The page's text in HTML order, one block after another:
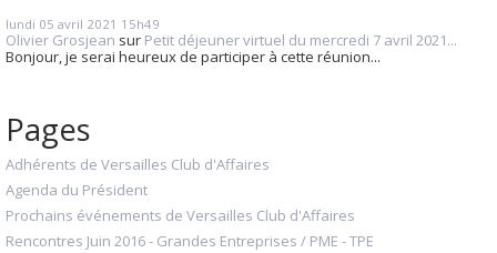
lundi 05 avril 2021 15h49
Olivier Grosjean sur Petit déjeuner virtuel du mercredi 7 avril 2021...
Bonjour, je serai heureux de participer à cette réunion...
Pages
Adhérents de Versailles Club d'Affaires
Agenda du Président
Prochains événements de Versailles Club d'Affaires
Rencontres Juin 2016 - Grandes Entreprises / PME - TPE